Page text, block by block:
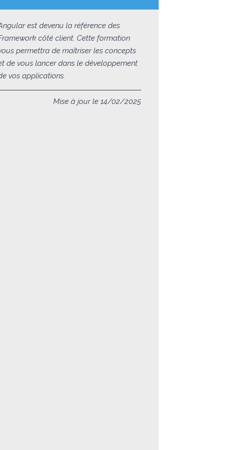
est devenu la référence des
côté client. Cette formation
permettra de maîtriser les concepts
de vous lancer dans le développement
vos applications.
Mise à jour le 14/02/2025